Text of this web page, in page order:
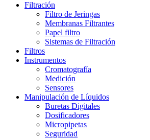
Filtración
Filtro de Jeringas
Membranas Filtrantes
Papel filtro
Sistemas de Filtración
Filtros
Instrumentos
Cromatografía
Medición
Sensores
Manipulación de Líquidos
Buretas Digitales
Dosificadores
Micropipetas
Seguridad